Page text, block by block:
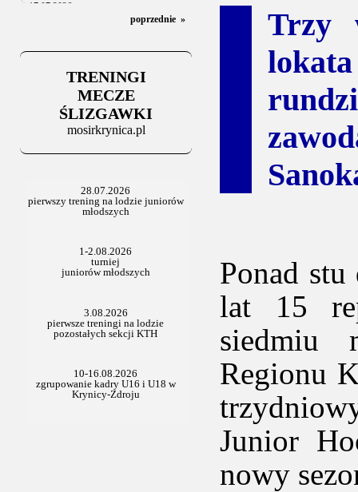
17.07.2026
U20: z kraju i z zagranicy
Za trzy tygodnie na lód
06.07.2025
Stowarzyszenie po Walnym
poprzednie »
TRENINGI
MECZE
ŚLIZGAWKI
mosirkrynica.pl
Trzy
Ponad
lat 15
siedmiu
Regionu
Junior
nowy